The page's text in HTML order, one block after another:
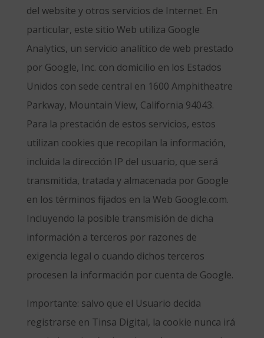
del website y otros servicios de Internet. En
particular, este sitio Web utiliza Google
Analytics, un servicio analítico de web prestado
por Google, Inc. con domicilio en los Estados
Unidos con sede central en 1600 Amphitheatre
Parkway, Mountain View, California 94043.
Para la prestación de estos servicios, estos
utilizan cookies que recopilan la información,
incluida la dirección IP del usuario, que será
transmitida, tratada y almacenada por Google
en los términos fijados en la Web Google.com.
Incluyendo la posible transmisión de dicha
información a terceros por razones de
exigencia legal o cuando dichos terceros
procesen la información por cuenta de Google.
Importante: salvo que el Usuario decida
registrarse en Tinsa Digital, la cookie nunca irá